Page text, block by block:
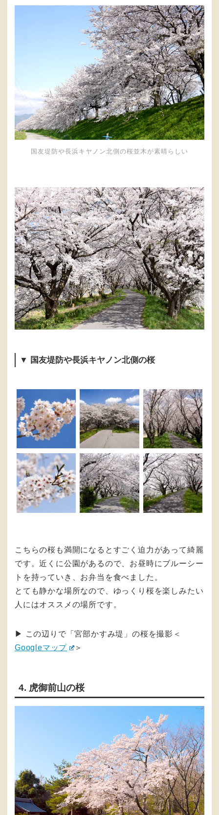
国友堤防や長浜キヤノン北側の桜並木が素晴らしい
▼ 国友堤防や長浜キヤノン北側の桜
こちらの桜も満開になるとすごく迫力があって綺麗
です。近くに公園があるので、お昼時にブルーシー
トを持っていき、お弁当を食べました。
とても静かな場所なので、ゆっくり桜を楽しみたい
人にはオススメの場所です。
▶︎ この辺りで「宮部かすみ堤」の桜を撮影＜
Googleマップ
＞
4. 虎御前山の桜